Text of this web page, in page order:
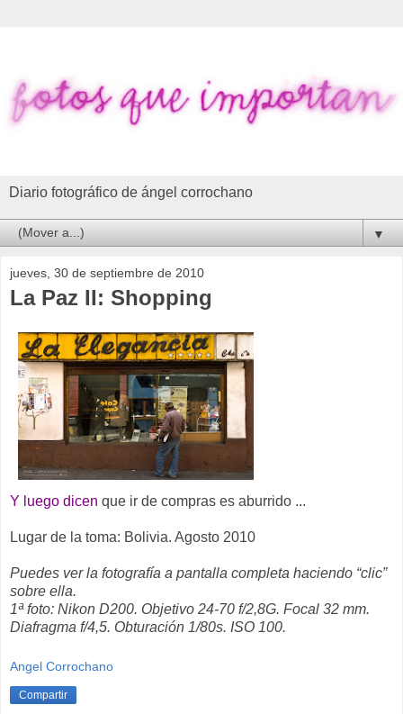
Diario fotográfico de ángel corrochano
▼
jueves, 30 de septiembre de 2010
La Paz II: Shopping
Y luego dicen que ir de compras es aburrido ...
Lugar de la toma: Bolivia. Agosto 2010
Puedes ver la fotografía a pantalla completa haciendo “clic”
sobre ella.
1ª foto: Nikon D200. Objetivo 24-70 f/2,8G. Focal 32 mm.
Diafragma f/4,5. Obturación 1/80s. ISO 100.
Angel Corrochano
Compartir